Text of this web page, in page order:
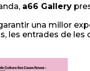
a66 Gallery
una millor
les entrades de les